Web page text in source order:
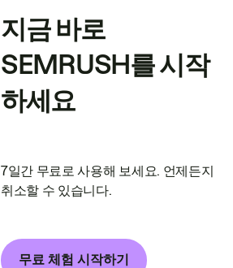
지금 바로
SEMRUSH를 시작
하세요
7일간 무료로 사용해 보세요. 언제든지
취소할 수 있습니다.
무료 체험 시작하기